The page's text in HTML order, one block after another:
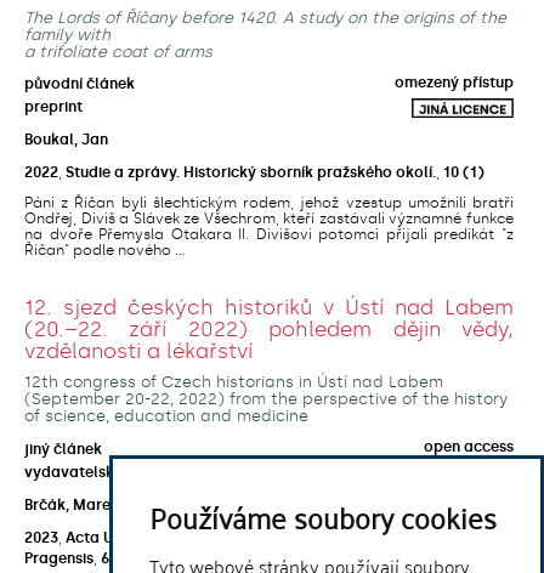
Používáme soubory cookies
Tyto webové stránky používají soubory
The Lords of Říčany before 1420. A study on the origins of the
family with
a trifoliate coat of arms
původní článek
omezený přístup
preprint
Boukal, Jan
2022 Studie a zprávy. Historický sborník pražského okolí. 10 (1)
Páni z Říčan byli šlechtickým rodem, jehož vzestup umožnili bratři
Ondřej, Diviš a Slávek ze Všechrom, kteří zastávali významné funkce
na dvoře Přemysla Otakara II. Divišovi potomci přijali predikát "z
Říčan" podle nového ...
12. sjezd českých historiků v Ústí nad Labem
(20.–22. září 2022) pohledem dějin vědy,
vzdělanosti a lékařství
12th congress of Czech historians in Ústí nad Labem
(September 20-22, 2022) from the perspective of the history
of science, education and medicine
jiný článek
open access
vydavatelská verze
Brčák, Marek
Ďurčanský, Marek
Svobodný, Petr
2023 Acta Universitatis Carolinae. Historia Universitatis Carolinae
Pragensis 62